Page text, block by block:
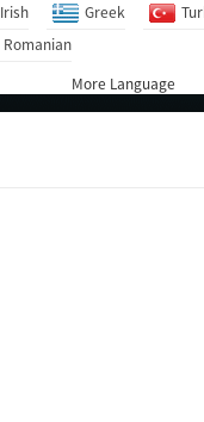
Irish Greek
Romanian
More Language